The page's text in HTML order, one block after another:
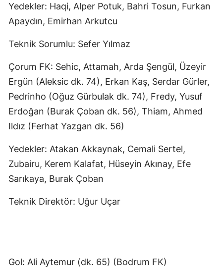
Yedekler: Haqi, Alper Potuk, Bahri Tosun, Furkan
Apaydın, Emirhan Arkutcu
Teknik Sorumlu: Sefer Yılmaz
Çorum FK: Sehic, Attamah, Arda Şengül, Üzeyir
Ergün (Aleksic dk. 74), Erkan Kaş, Serdar Gürler,
Pedrinho (Oğuz Gürbulak dk. 74), Fredy, Yusuf
Erdoğan (Burak Çoban dk. 56), Thiam, Ahmed
Ildız (Ferhat Yazgan dk. 56)
Yedekler: Atakan Akkaynak, Cemali Sertel,
Zubairu, Kerem Kalafat, Hüseyin Akınay, Efe
Sarıkaya, Burak Çoban
Teknik Direktör: Uğur Uçar
Gol: Ali Aytemur (dk. 65) (Bodrum FK)